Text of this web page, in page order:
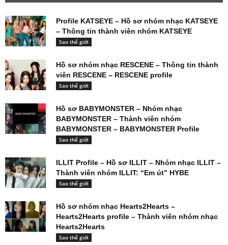
Profile KATSEYE – Hồ sơ nhóm nhạc KATSEYE
– Thông tin thành viên nhóm KATSEYE
Sao thế giới
Hồ sơ nhóm nhạc RESCENE – Thông tin thành
viên RESCENE – RESCENE profile
Sao thế giới
Hồ sơ BABYMONSTER – Nhóm nhạc
BABYMONSTER – Thành viên nhóm
BABYMONSTER – BABYMONSTER Profile
Sao thế giới
ILLIT Profile – Hồ sơ ILLIT – Nhóm nhạc ILLIT –
Thành viên nhóm ILLIT: “Em út” HYBE
Sao thế giới
Hồ sơ nhóm nhạc Hearts2Hearts –
Hearts2Hearts profile – Thành viên nhóm nhạc
Hearts2Hearts
Sao thế giới